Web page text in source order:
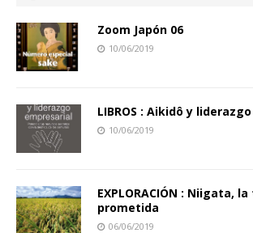
Zoom Japón 06
10/06/2019
LIBROS : Aikidô y
10/06/2019
EXPLORACIÓN : Niigata,
prometida
06/06/2019